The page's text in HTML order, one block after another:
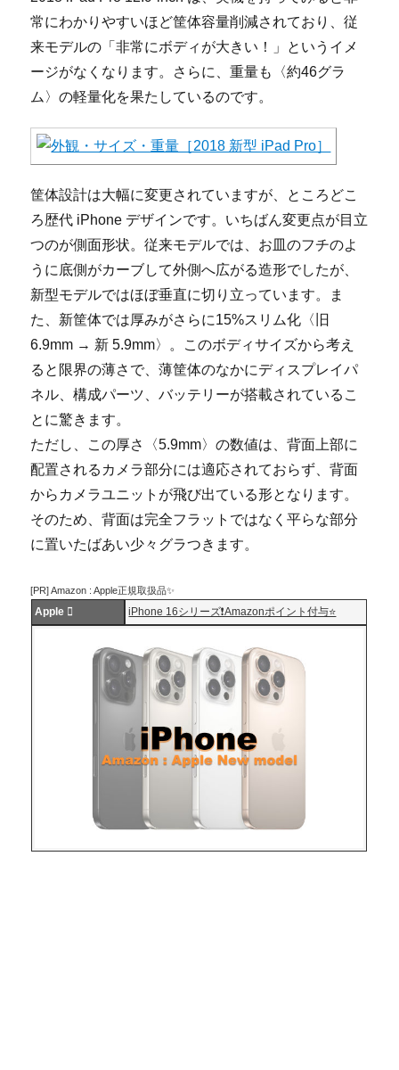
常にわかりやすいほど筐体容量削減されており、従
来モデルの「非常にボディが大きい！」というイメ
ージがなくなります。さらに、重量も〈約46グラ
ム〉の軽量化を果たしているのです。
筐体設計は大幅に変更されていますが、ところどこ
ろ歴代 iPhone デザインです。いちばん変更点が目立
つのが側面形状。従来モデルでは、お皿のフチのよ
うに底側がカーブして外側へ広がる造形でしたが、
新型モデルではほぼ垂直に切り立っています。ま
た、新筐体では厚みがさらに15%スリム化〈旧
6.9mm → 新 5.9mm〉。このボディサイズから考え
ると限界の薄さで、薄筐体のなかにディスプレイパ
ネル、構成パーツ、バッテリーが搭載されているこ
とに驚きます。
ただし、この厚さ〈5.9mm〉の数値は、背面上部に
配置されるカメラ部分には適応されておらず、背面
からカメラユニットが飛び出ている形となります。
そのため、背面は完全フラットではなく平らな部分
に置いたばあい少々グラつきます。
[PR] Amazon : Apple正規取扱品✨
Apple  iPhone 16シリーズ❗️Amazonポイント付与⭐️